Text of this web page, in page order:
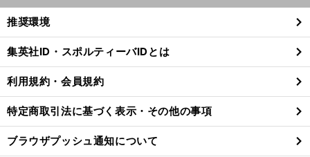
。
前
閉
る
推奨環境
集英社ID・スポルティーバIDとは
利用規約・会員規約
特定商取引法に基づく表示・その他の事項
ブラウザプッシュ通知について